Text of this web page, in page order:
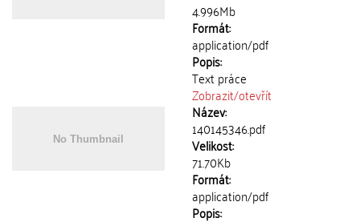
4.996Mb
Formát:
application/pdf
Popis:
Text práce
Zobrazit/otevřít
Název:
140145346.pdf
Velikost:
71.70Kb
Formát:
application/pdf
Popis: